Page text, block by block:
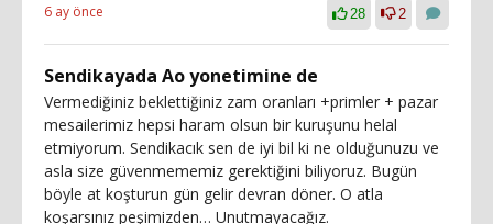
6 ay önce 28 2
Sendikayada Ao yonetimine de
Vermediğiniz beklettiğiniz zam oranları +primler + pazar
mesailerimiz hepsi haram olsun bir kuruşunu helal
etmiyorum. Sendikacık sen de iyi bil ki ne olduğunuzu ve
asla size güvenmememiz gerektiğini biliyoruz. Bugün
böyle at koşturun gün gelir devran döner. O atla
koşarsınız peşimizden… Unutmayacağız.